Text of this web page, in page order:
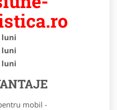
luni
luni
luni
mobil -